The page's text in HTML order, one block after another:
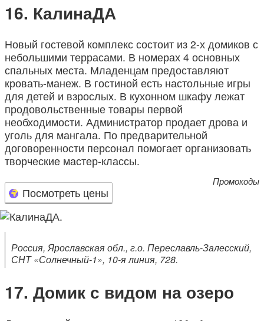
КалинаДА
Новый гостевой комплекс состоит из 2-х домиков с
небольшими террасами. В номерах 4 основных
спальных места. Младенцам предоставляют
кровать-манеж. В гостиной есть настольные игры
для детей и взрослых. В кухонном шкафу лежат
продовольственные товары первой
необходимости. Администратор продает дрова и
уголь для мангала. По предварительной
договоренности персонал помогает организовать
творческие мастер-классы.
Посмотреть цены
Промокоды
Россия, Ярославская обл., г.о. Переславль-Залесский,
СНТ «Солнечный-1», 10-я линия, 728.
Домик с видом на озеро